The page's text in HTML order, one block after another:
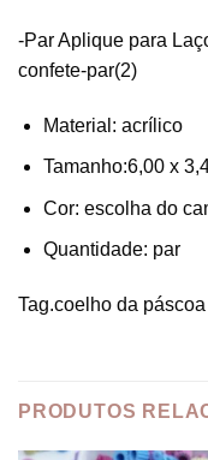
-Par Aplique para
confete-par(2)
Material: acrílico
Tamanho:6,00 x
Cor: escolha do
Quantidade: par
Tag.coelho da páscoa
PRODUTOS